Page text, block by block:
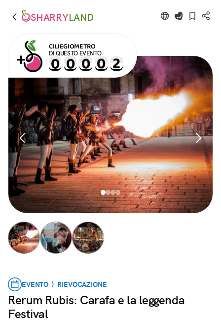
SHARRYLAND
CILIEGIOMETRO
DI QUESTO EVENTO
EVENTO } RIEVOCAZIONE
Rerum Rubis: Carafa e la leggenda
Festival